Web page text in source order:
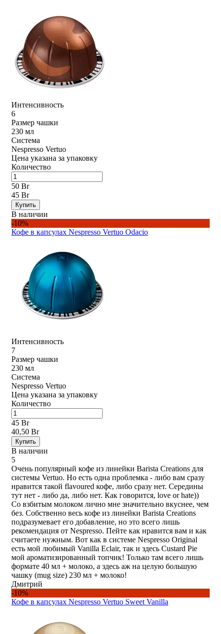
Интенсивность
6
Размер чашки
230 мл
Система
Nespresso Vertuo
Цена указана за упаковку
Количество
50 Br
45 Br
Купить
В наличии
-10%
Кофе в капсулах Nespresso Vertuo Odacio
Интенсивность
7
Размер чашки
230 мл
Система
Nespresso Vertuo
Цена указана за упаковку
Количество
45 Br
40,50 Br
Купить
В наличии
5
Очень популярный кофе из линейки Barista Creations для
системы Vertuo. Но есть одна проблемка - либо вам сразу
нравится такой flavoured кофе, либо сразу нет. Середины
тут нет - либо да, либо нет. Как говорится, love or hate))
Со взбитым молоком лично мне значительно вкуснее, чем
без. Собственно весь кофе из линейки Barista Creations
подразумевает его добавление, но это всего лишь
рекомендация от Nespresso. Пейте как нравится вам и как
считаете нужным. Вот как в системе Nespresso Original
есть мой любимый Vanilla Eclair, так и здесь Custard Pie
мой ароматизированный топчик! Только там всего лишь
формате 40 мл + молоко, а здесь аж на целую большую
чашку (mug size) 230 мл + молоко!
Дмитрий
-10%
Кофе в капсулах Nespresso Vertuo Sweet Vanilla